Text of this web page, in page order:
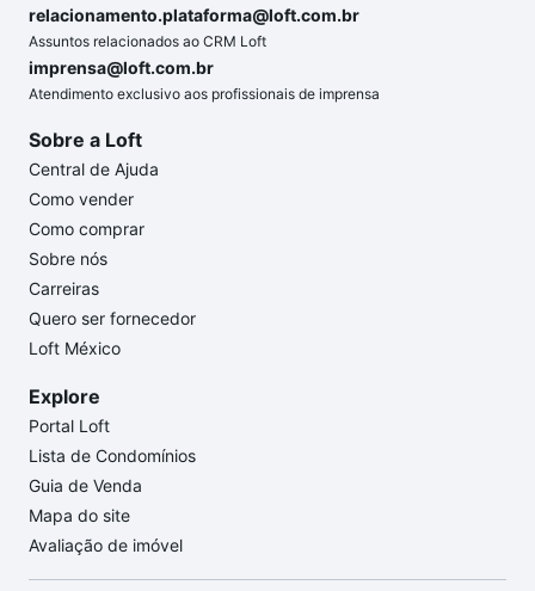
relacionamento.plataforma@loft.com.br
Assuntos relacionados ao CRM Loft
imprensa@loft.com.br
Atendimento exclusivo aos profissionais de imprensa
Sobre a Loft
Central de Ajuda
Como vender
Como comprar
Sobre nós
Carreiras
Quero ser fornecedor
Loft México
Explore
Portal Loft
Lista de Condomínios
Guia de Venda
Mapa do site
Avaliação de imóvel